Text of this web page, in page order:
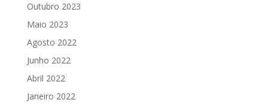
Outubro 2023
Maio 2023
Agosto 2022
Junho 2022
Abril 2022
Janeiro 2022